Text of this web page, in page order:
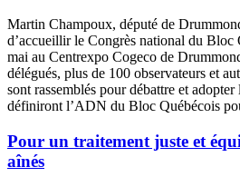
Martin Champoux, député de
d’accueillir le Congrès national du Bloc
mai au Centrexpo Cogeco de
délégués, plus de 100 observateurs et
sont rassemblés pour débattre et
définiront l’ADN du Bloc Québécois
Pour un traitement juste et
aînés